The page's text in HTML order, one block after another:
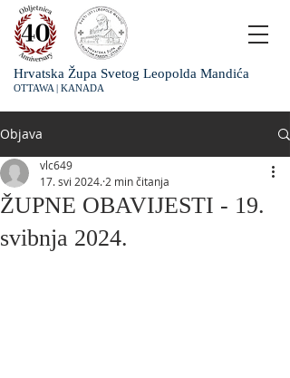
Hrvatska Župa Svetog Leopolda Mandića
OTTAWA | KANADA
Objava
ŽUPNE OBAVIJESTI - 19.
svibnja 2024.
vlc649
17. svi 2024. 2 min čitanja